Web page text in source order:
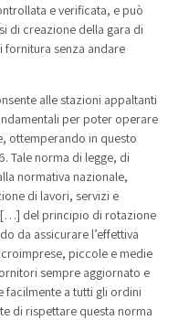
e verificata, e può
di creazione della gara di
senza andare
alle stazioni appaltanti
per poter operare
ottemperando in questo
Tale norma di legge, di
normativa nazionale,
di lavori, servizi e
del principio di rotazione
da assicurare l’effettiva
piccole e medie
sempre aggiornato e
facilmente a tutti gli ordini
di rispettare questa norma